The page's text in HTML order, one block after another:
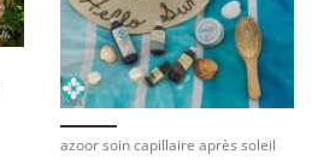
azoor soin capillaire après soleil